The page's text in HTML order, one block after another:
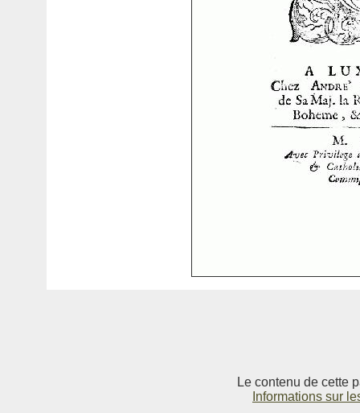
Le contenu de cette
Informations sur